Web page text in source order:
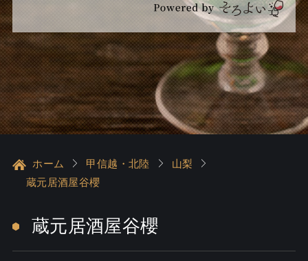
ホーム 甲信越・北陸
山梨
蔵元居酒屋谷櫻
蔵元居酒屋谷櫻